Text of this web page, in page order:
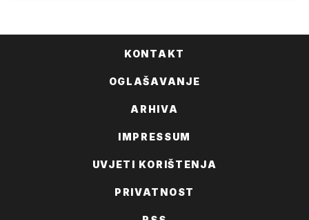
KONTAKT
OGLAŠAVANJE
ARHIVA
IMPRESSUM
UVJETI KORIŠTENJA
PRIVATNOST